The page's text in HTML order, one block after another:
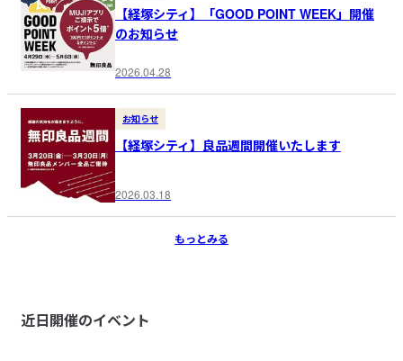
【経塚シティ】「GOOD POINT WEEK」開催
のお知らせ
2026.04.28
お知らせ
【経塚シティ】良品週間開催いたします
2026.03.18
もっとみる
近日開催のイベント